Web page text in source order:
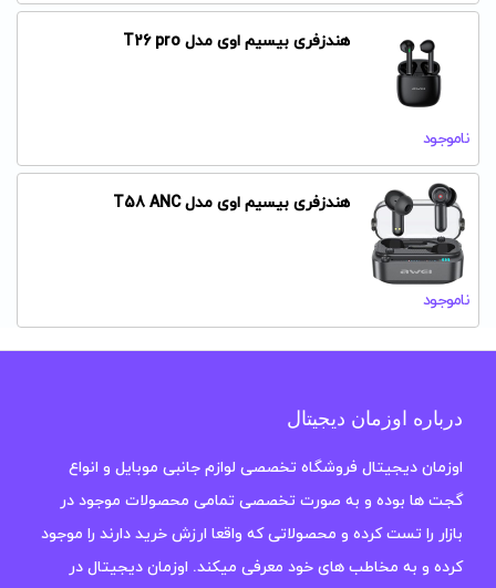
هندزفری بیسیم اوی مدل T26 pro
ناموجود
هندزفری بیسیم اوی مدل T58 ANC
ناموجود
درباره اوزمان دیجیتال
اوزمان دیجیتال فروشگاه تخصصی لوازم جانبی موبایل و انواع
گجت ها بوده و به صورت تخصصی تمامی محصولات موجود در
بازار را تست کرده و محصولاتی که واقعا ارزش خرید دارند را موجود
کرده و به مخاطب های خود معرفی میکند. اوزمان دیجیتال در